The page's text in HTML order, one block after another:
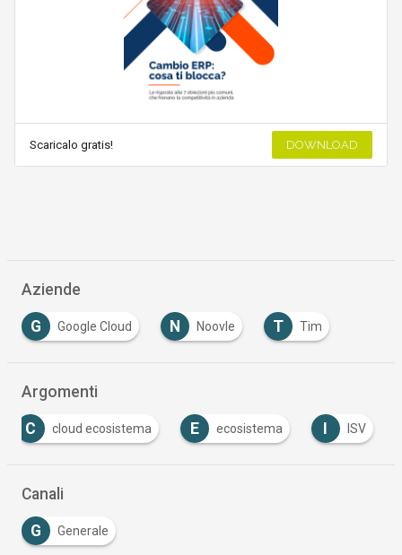
Scaricalo gratis! DOWNLOAD
Aziende
G Google Cloud N Noovle T Tim
Argomenti
C cloud ecosistema E ecosistema I ISV
Canali
G Generale